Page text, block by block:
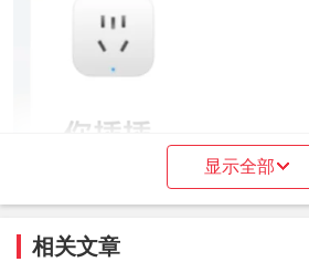
显示全部
相关文章